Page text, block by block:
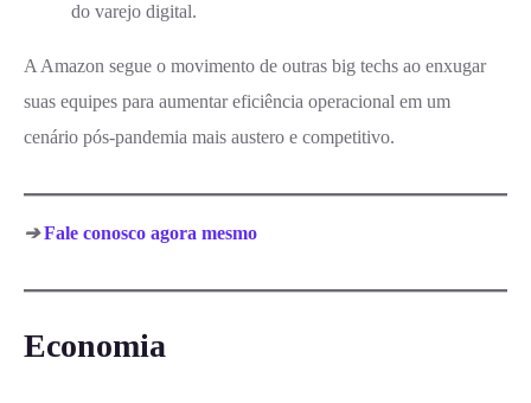
do varejo digital.
A Amazon segue o movimento de outras big techs ao enxugar
suas equipes para aumentar eficiência operacional em um
cenário pós-pandemia mais austero e competitivo.
➔Fale conosco agora mesmo
Economia